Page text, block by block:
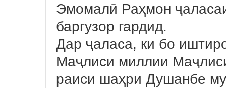
Эмомалӣ Раҳмон
баргузор гардид.
Дар ҷаласа, ки бо
Маҷлиси миллии
раиси шаҳри Душанбе